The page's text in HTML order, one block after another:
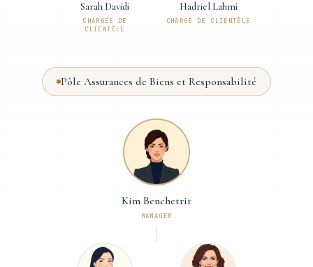
Sarah Davidi
CHARGÉE DE
CLIENTÈLE
Hadriel Lahmi
CHARGÉ DE CLIENTÈLE
Pôle Assurances de Biens et Responsabilité
Kim Benchetrit
MANAGER